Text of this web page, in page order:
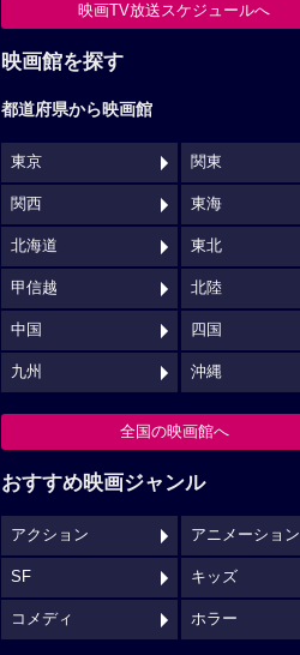
映画TV放送スケジュールへ
映画館を探す
都道府県から映画館
東京 関東
関西 東海
北海道 東北
甲信越 北陸
中国 四国
九州 沖縄
全国の映画館へ
おすすめ映画ジャンル
アクション アニメーション
SF キッズ
コメディ ホラー